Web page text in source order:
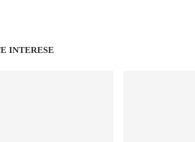
INTERESE